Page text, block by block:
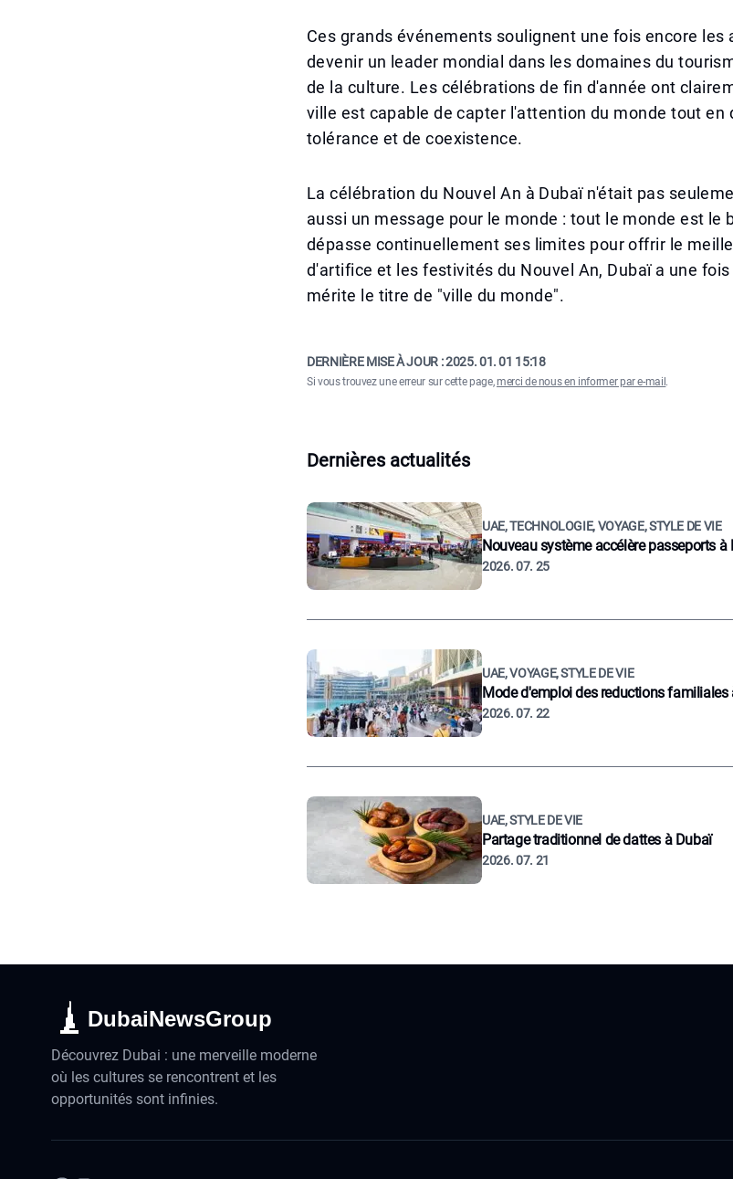
Ces grands événements soulignent une fois encore les
devenir un leader mondial dans les domaines du
de la culture. Les célébrations de fin d'année ont
ville est capable de capter l'attention du monde tout en
tolérance et de coexistence.
La célébration du Nouvel An à Dubaï n'était pas
aussi un message pour le monde : tout le monde est le
dépasse continuellement ses limites pour offrir le
d'artifice et les festivités du Nouvel An, Dubaï a une
mérite le titre de "ville du monde".
DERNIÈRE MISE À JOUR :2025. 01. 01 15:18
Si vous trouvez une erreur sur cette page,merci de nous en informer par e-mail .
Dernières actualités
UAE, TECHNOLOGIE, VOYAGE, STYLE DE VIE
Nouveau système accélère passeports à
2026. 07. 25
UAE, VOYAGE, STYLE DE VIE
Mode d'emploi des reductions familiales
2026. 07. 22
UAE, STYLE DE VIE
Partage traditionnel de dattes à Dubaï
2026. 07. 21
DubaiNewsGroup
Découvrez Dubai : une merveille moderne
où les cultures se rencontrent et les
opportunités sont infinies.